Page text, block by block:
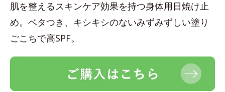
肌を整えるスキンケア効果を持つ身体用日焼け止
め。ベタつき、キシキシのないみずみずしい塗り
ごこちで高SPF。